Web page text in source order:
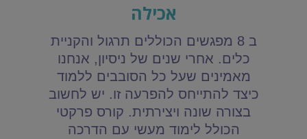
אכילה
ב 8 מפגשים הכוללים תרגול והקניית
כלים. אחרי שנים של ניסיון, אנחנו
מאמינים שעל כל הסובבים ללמוד
כיצד להתייחס להפרעה זו. יש לחשוב
בצורה שונה ויצירתית. קורס פרקטי
הכולל לימוד מעשי עם הדרכה